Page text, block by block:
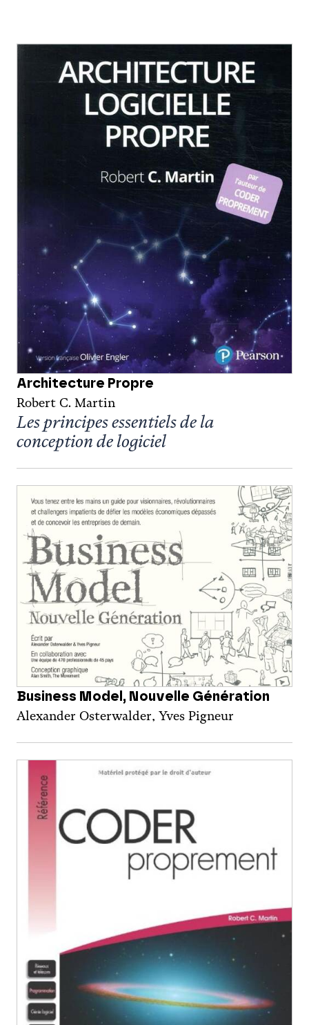
Architecture Propre
Robert C. Martin
Les principes essentiels de la
conception de logiciel
Business Model, Nouvelle Génération
Alexander Osterwalder, Yves Pigneur